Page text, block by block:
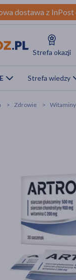
dostawa z
Strefa okazji
Strefa wiedzy
Zdrowie